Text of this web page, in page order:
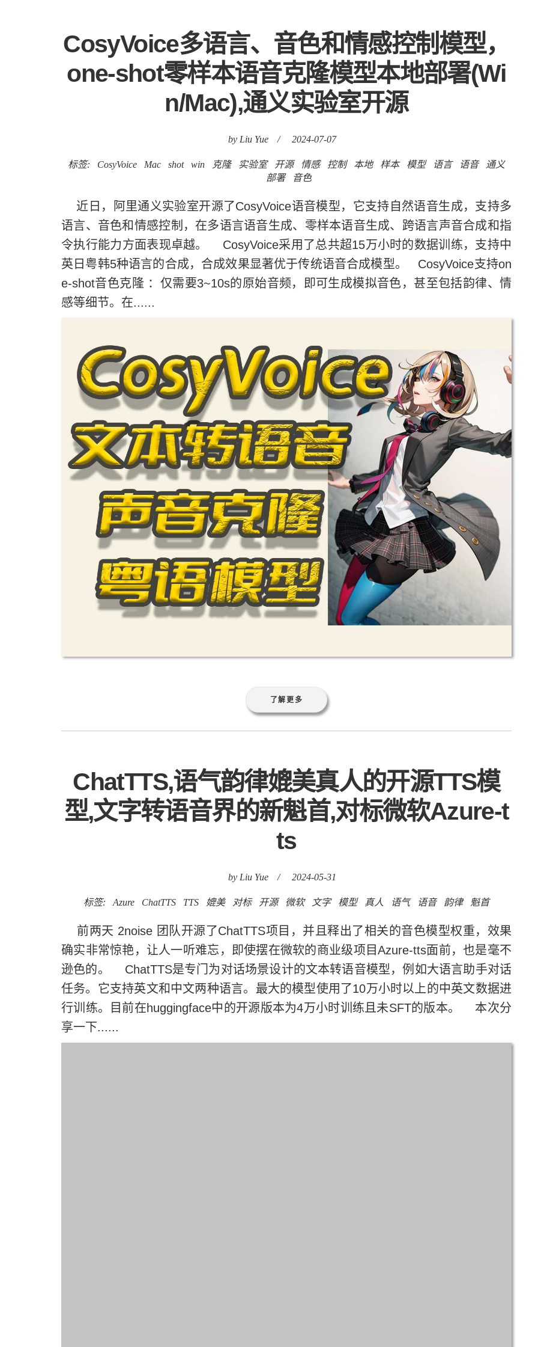
CosyVoice多语言、音色和情感控制模型，
one-shot零样本语音克隆模型本地部署(Wi
n/Mac),通义实验室开源
by Liu Yue / 2024-07-07
标签: CosyVoice Mac shot win 克隆 实验室 开源 情感 控制 本地 样本 模型 语言 语音
通义
部署
音色
近日，阿里通义实验室开源了CosyVoice语音模型，它支持自然语音生成，支持多
语言、音色和情感控制，在多语言语音生成、零样本语音生成、跨语言声音合成和指
令执行能力方面表现卓越。 CosyVoice采用了总共超15万小时的数据训练，支持中
英日粤韩5种语言的合成，合成效果显著优于传统语音合成模型。 CosyVoice支持on
e-shot音色克隆 ：仅需要3~10s的原始音频，即可生成模拟音色，甚至包括韵律、情
感等细节。在......
了解更多
ChatTTS,语气韵律媲美真人的开源TTS模
型,文字转语音界的新魁首,对标微软Azure-t
ts
by Liu Yue / 2024-05-31
标签: Azure ChatTTS TTS 媲美 对标 开源 微软 文字 模型 真人 语气 语音 韵律 魁首
前两天 2noise 团队开源了ChatTTS项目，并且释出了相关的音色模型权重，效果
确实非常惊艳，让人一听难忘，即使摆在微软的商业级项目Azure-tts面前，也是毫不
逊色的。 ChatTTS是专门为对话场景设计的文本转语音模型，例如大语言助手对话
任务。它支持英文和中文两种语言。最大的模型使用了10万小时以上的中英文数据进
行训练。目前在huggingface中的开源版本为4万小时训练且未SFT的版本。 本次分
享一下......